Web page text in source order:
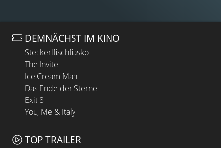
DEMNÄCHST IM KINO
Steckerlfischfiasko
The Invite
Ice Cream Man
Das Ende der Sterne
Exit 8
You, Me & Italy
TOP TRAILER